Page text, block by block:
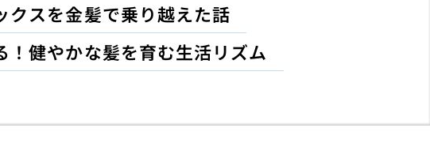
クスを金髪で乗り越えた話
！健やかな髪を育む生活リズム